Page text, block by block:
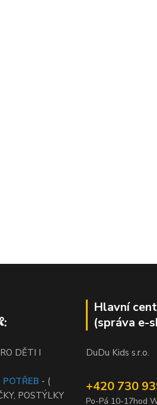
DĚTI I
- (
POSTÝLKY
Hlavní
(správa e-
DuDu Kids s.r.o.
+420 730
Po-Pá 10-17hod